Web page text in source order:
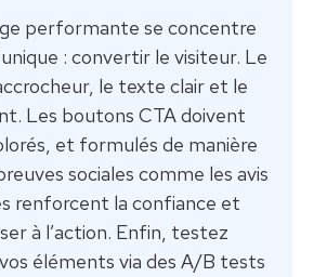
performante se concentre
: convertir le visiteur. Le
le texte clair et le
Les boutons CTA doivent
et formulés de manière
sociales comme les avis
renforcent la confiance et
à l’action. Enfin, testez
éléments via des A/B tests